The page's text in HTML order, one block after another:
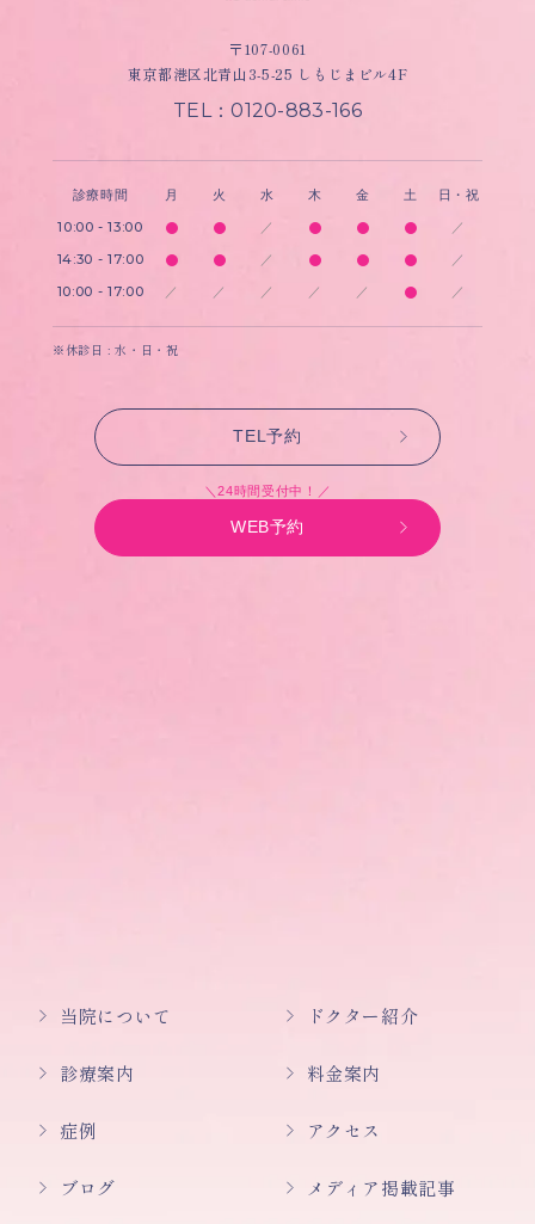
〒107-0061
東京都港区北青山3-5-25 しもじまビル4F
TEL：0120-883-166
診療時間 月 火 水 木 金 土 日・祝
10:00 - 13:00 ／ ／
14:30 - 17:00 ／ ／
10:00 - 17:00 ／ ／ ／ ／ ／ ／
※休診日 : 水・日・祝
TEL予約
＼24時間受付中！／
WEB予約
当院について ドクター紹介
診療案内 料金案内
症例 アクセス
ブログ メディア掲載記事